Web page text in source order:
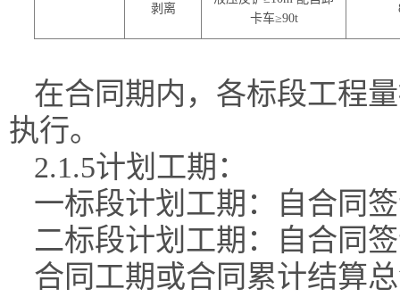
剥离
卡车≥90t
在合同期内，各标段工程
执行。
2.1.5计划工期：
一标段计划工期：
自合同
二标段计划工期：
自合同
合同工期或合同累计结算